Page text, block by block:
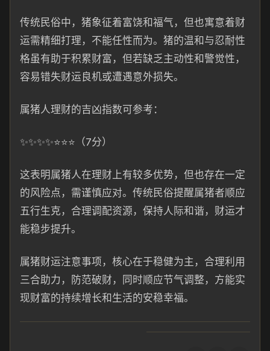
传统民俗中，猪象征着富饶和福气，但也寓意着财
运需精细打理，不能任性而为。猪的温和与忍耐性
格虽有助于积累财富，但若缺乏主动性和警觉性，
容易错失财运良机或遭遇意外损失。
属猪人理财的吉凶指数可参考：
✨✨✨✨⭐⭐⭐（7分）
这表明属猪人在理财上有较多优势，但也存在一定
的风险点，需谨慎应对。传统民俗提醒属猪者顺应
五行生克，合理调配资源，保持人际和谐，财运才
能稳步提升。
属猪财运注意事项，核心在于稳健为主，合理利用
三合助力，防范破财，同时顺应节气调整，方能实
现财富的持续增长和生活的安稳幸福。